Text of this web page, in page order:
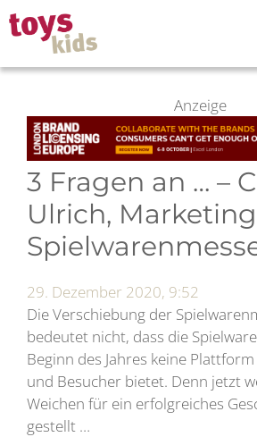
Zum
Inhalt
springen
Anzeige
3 Fragen an … –
Ulrich,
29. Dezember 2020, 9:52
Die Verschiebung der
bedeutet nicht, dass die
Beginn des Jahres keine
und Besucher bietet. Denn jetzt
Weichen für ein erfolgreiches
gestellt …